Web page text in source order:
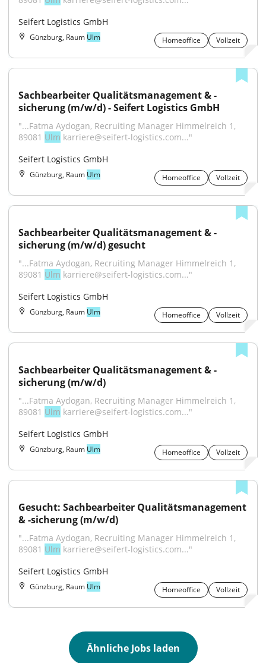
Seifert Logistics GmbH
Günzburg, Raum Ulm Homeoffice Vollzeit
Sachbearbeiter Qualitätsmanagement & -
sicherung (m/w/d) - Seifert Logistics GmbH
"...Fatma Aydogan, Recruiting Manager Himmelreich 1,
89081 Ulm karriere@seifert-logistics.com..."
Seifert Logistics GmbH
Günzburg, Raum Ulm Homeoffice Vollzeit
Sachbearbeiter Qualitätsmanagement & -
sicherung (m/w/d) gesucht
"...Fatma Aydogan, Recruiting Manager Himmelreich 1,
89081 Ulm karriere@seifert-logistics.com..."
Seifert Logistics GmbH
Günzburg, Raum Ulm Homeoffice Vollzeit
Sachbearbeiter Qualitätsmanagement & -
sicherung (m/w/d)
"...Fatma Aydogan, Recruiting Manager Himmelreich 1,
89081 Ulm karriere@seifert-logistics.com..."
Seifert Logistics GmbH
Günzburg, Raum Ulm Homeoffice Vollzeit
Gesucht: Sachbearbeiter Qualitätsmanagement
& -sicherung (m/w/d)
"...Fatma Aydogan, Recruiting Manager Himmelreich 1,
89081 Ulm karriere@seifert-logistics.com..."
Seifert Logistics GmbH
Günzburg, Raum Ulm Homeoffice Vollzeit
Ähnliche Jobs laden